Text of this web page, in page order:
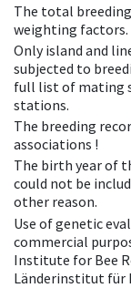
The total
weighting factors.
Only island and
subjected to
full list of mating
stations.
The breeding
associations !
The birth year of
could not be
other reason.
Use of genetic
commercial
Institute for Bee
Länderinstitut für